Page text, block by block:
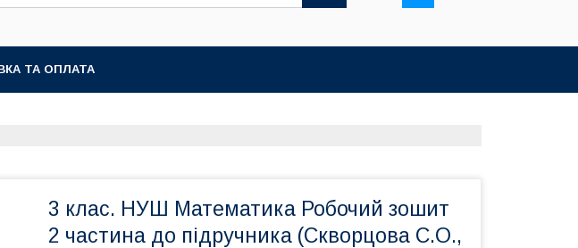
ТА ОПЛАТА
3 клас. НУШ Математика Робочий зошит
2 частина до підручника (Скворцова С.О.,